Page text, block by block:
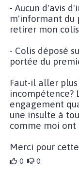
- Aucun d'avis
m'informant du
retirer mon
- Colis déposé
portée du
Faut-il aller
incompétence?
engagement
une insulte à
comme moi ont
Merci pour
0 0